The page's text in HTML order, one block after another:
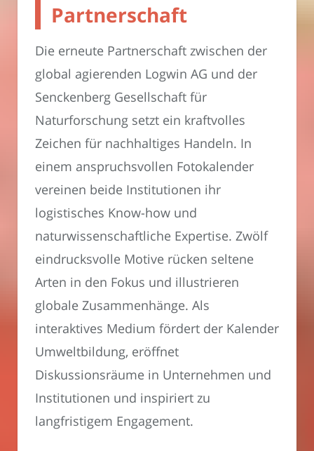
Partnerschaft
Die erneute Partnerschaft zwischen der
global agierenden Logwin AG und der
Senckenberg Gesellschaft für
Naturforschung setzt ein kraftvolles
Zeichen für nachhaltiges Handeln. In
einem anspruchsvollen Fotokalender
vereinen beide Institutionen ihr
logistisches Know-how und
naturwissenschaftliche Expertise. Zwölf
eindrucksvolle Motive rücken seltene
Arten in den Fokus und illustrieren
globale Zusammenhänge. Als
interaktives Medium fördert der Kalender
Umweltbildung, eröffnet
Diskussionsräume in Unternehmen und
Institutionen und inspiriert zu
langfristigem Engagement.